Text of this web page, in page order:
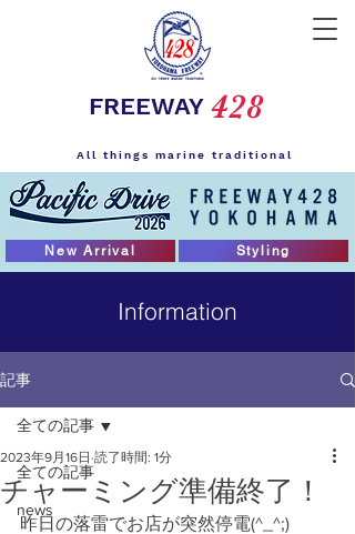
FREEWAY
All things marine traditional
428
New Arrival Styling
Information
記事
全ての記事
news
全ての記事
チャーミング準備終了！
2023年9月16日 読了時間: 1分
昨日の落雷でお店が突然停電(^_^;)